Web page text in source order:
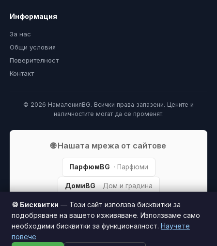
Информация
За нас
Общи условия
Поверителност
Контакт
© 2026 НамаленияBG. Всички права запазени. Цените и
наличностите могат да се променят.
🌐 Нашата мрежа от сайтове
ПарфюмBG · Парфюми
ДомиBG · Дом и градина
ХубаваКожа · Грижа за кожата
КрасотаBG · Козметика
🍪 Бисквитки — Този сайт използва бисквитки за
подобряване на вашето изживяване. Използваме само
необходими бисквитки за функционалност. Научете
повече